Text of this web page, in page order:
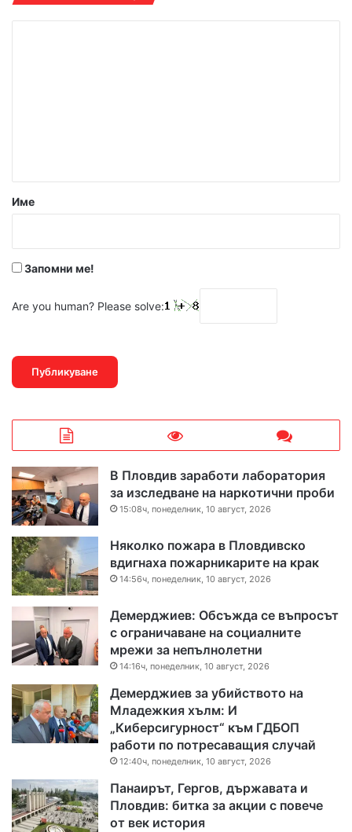
р
Име
Запомни ме!
Are you human? Please solve:
В Пловдив заработи лаборатория
за изследване на наркотични проби
15:08ч, понеделник, 10 август, 2026
Няколко пожара в Пловдивско
вдигнаха пожарникарите на крак
14:56ч, понеделник, 10 август, 2026
Демерджиев: Обсъжда се въпросът
с ограничаване на социалните
мрежи за непълнолетни
14:16ч, понеделник, 10 август, 2026
Демерджиев за убийството на
Младежкия хълм: И
„Киберсигурност“ към ГДБОП
работи по потресаващия случай
12:40ч, понеделник, 10 август, 2026
Панаирът, Гергов, държавата и
Пловдив: битка за акции с повече
от век история